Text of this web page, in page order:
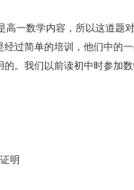
一数学内容，所以这道题
过简单的培训，他们中的
。我们以前读初中时参加
明